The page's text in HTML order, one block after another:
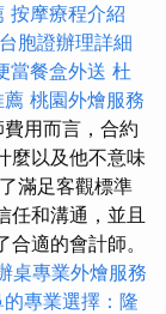
按摩療程介紹
胞證辦理詳細
當餐盒外送 杜
薦 桃園外燴服務
用而言，合約
麼以及他不意味
滿足客觀標準
任和溝通，並且
適的會計師。
桌專業外燴服務
專業選擇：隆